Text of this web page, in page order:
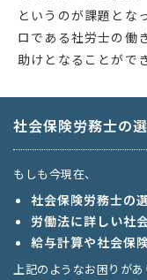
というのが課題とな
ロである社労士の働
助けとなることがで
社会保険労務士の
もしも今現在、
社会保険労務士の
労働法に詳しい社
給与計算や社会保
上記のようなお困りが